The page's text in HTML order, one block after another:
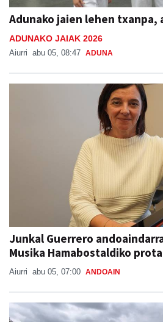
Adunako jaien lehen
ADUNAKO JAIAK 2026
Aiurri abu 05, 08:47 ADUNA
Junkal Guerrero
Musika Hamabostaldiko
Aiurri abu 05, 07:00 ANDOAIN